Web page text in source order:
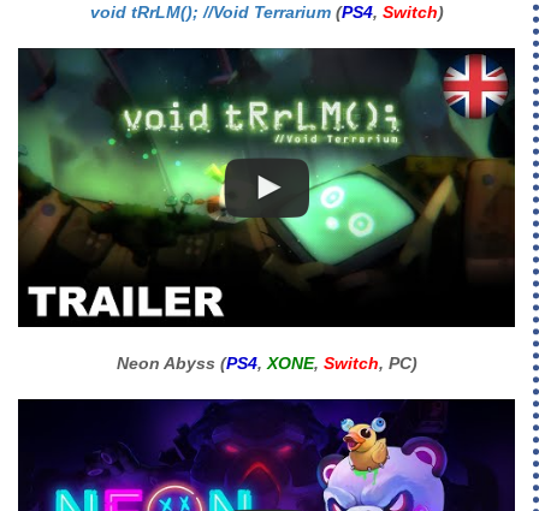
void tRrLM(); //Void Terrarium(PS4, Switch)
Neon Abyss (PS4, XONE, Switch, PC)